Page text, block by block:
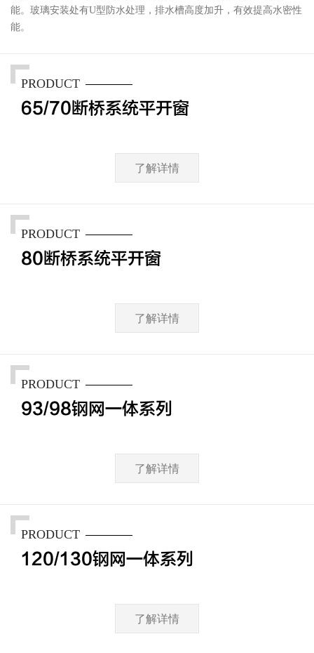
能。玻璃安装处有U型防水处理，排水槽高度加升，有效提高水密性
能。
PRODUCT
65/70断桥系统平开窗
了解详情
PRODUCT
80断桥系统平开窗
了解详情
PRODUCT
93/98钢网一体系列
了解详情
PRODUCT
120/130钢网一体系列
了解详情